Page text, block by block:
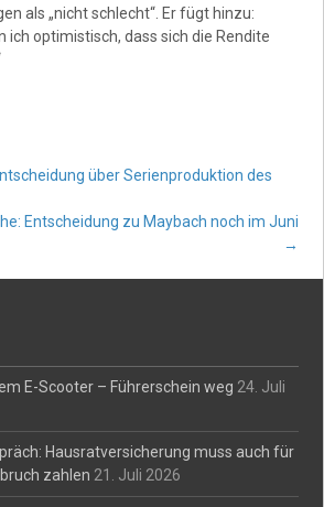
als „nicht schlecht“. Er fügt hinzu:
ich optimistisch, dass sich die Rendite
über Serienproduktion des
Entscheidung zu Maybach noch im Juni
→
E-Scooter – Führerschein weg 24. Juli
Hausratversicherung muss auch für
zahlen 21. Juli 2026